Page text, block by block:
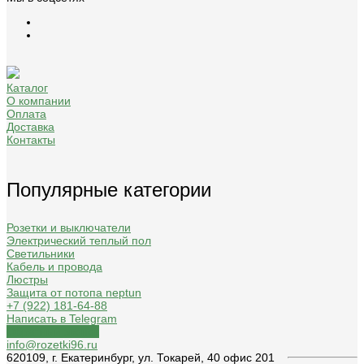
Каталог
О компании
Оплата
Доставка
Контакты
Популярные категории
Розетки и выключатели
Электрический теплый пол
Светильники
Кабель и провода
Люстры
Защита от потопа neptun
+7 (922) 181-64-88
Написать в Telegram
info@rozetki96.ru
620109, г. Екатеринбург, ул. Токарей, 40 офис 201